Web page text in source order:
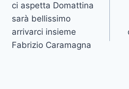
ci aspetta Domattina
sarà bellissimo
arrivarci insieme
Fabrizio Caramagna